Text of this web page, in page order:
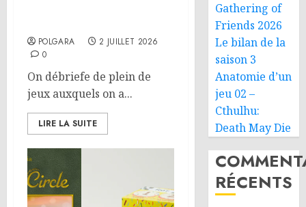
POLGARA
2 JUILLET 2026
0
On débriefe de plein de
jeux auxquels on a...
LIRE LA SUITE
Gathering of
Friends 2026
Le bilan de la
saison 3
Anatomie d’un
jeu 02 –
Cthulhu:
Death May Die
RÉCENTS